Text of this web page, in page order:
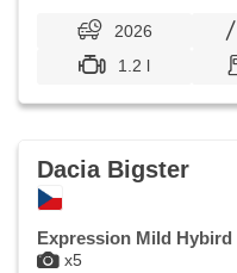
2026
1.2 l
x5
Dacia Bigster
Expression Mild Hybird